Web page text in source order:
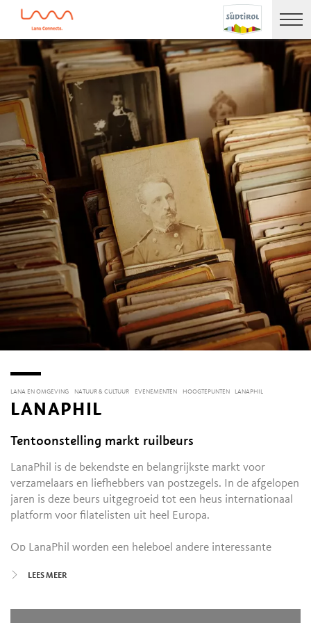
LANA EN OMGEVING NATUUR & CULTUUR EVENEMENTEN HOOGTEPUNTEN LANAPHIL
LANAPHIL
Tentoonstelling markt ruilbeurs
LanaPhil is de bekendste en belangrijkste markt voor
verzamelaars en liefhebbers van postzegels. In de afgelopen
jaren is deze beurs uitgegroeid tot een heus internationaal
platform voor filatelisten uit heel Europa.
Op LanaPhil worden een heleboel andere interessante
spullen, bankbiljetten, oude postkaarten, historische en
postzegels uit verscheidene Europese landen van de
LEES MEER